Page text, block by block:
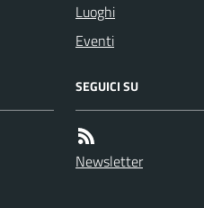
Luoghi
Eventi
SEGUICI SU
Newsletter